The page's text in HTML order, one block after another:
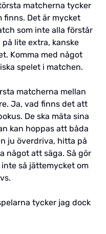
matcherna tycker
finns. Det är mycket
som inte alla förstår
lite extra, kanske
Komma med något
spelet i matchen.
matcherna mellan
Ja, vad finns det att
De ska mäta sina
kan hoppas att båda
ju överdriva, hitta på
något att säga. Så gör
så jättemycket om
tycker jag dock